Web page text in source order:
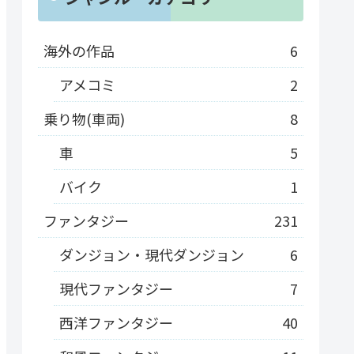
海外の作品
6
アメコミ
2
乗り物(車両)
8
車
5
バイク
1
ファンタジー
231
ダンジョン・現代ダンジョン
6
現代ファンタジー
7
西洋ファンタジー
40